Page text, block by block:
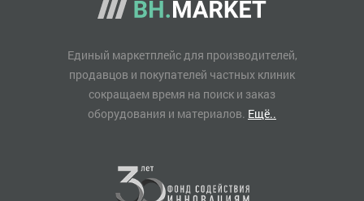
Единый маркетплейс для производителей,
продавцов и покупателей частных клиник
сокращаем время на поиск и заказ
оборудования и материалов. Ещё..